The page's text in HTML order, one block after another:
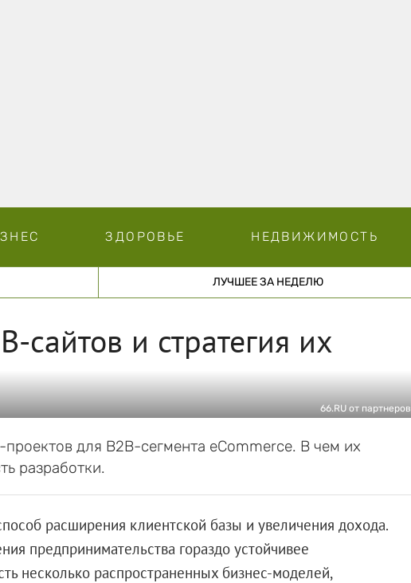
ЗДОРОВЬЕ НЕДВИЖИМОСТЬ
ЛУЧШЕЕ ЗА НЕДЕЛЮ
сайтов и стратегия их
66.RU от партнеров
для B2B-сегмента eCommerce. В чем их
разработки.
расширения клиентской базы и увеличения дохода.
предпринимательства гораздо устойчивее
несколько распространенных бизнес-моделей,